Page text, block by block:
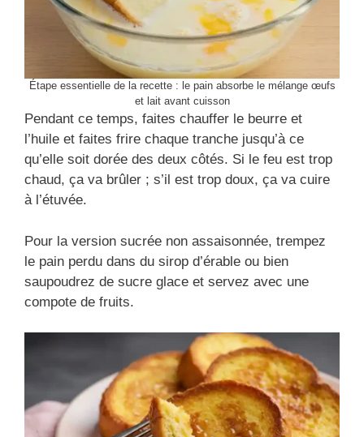
Étape essentielle de la recette : le pain absorbe le mélange œufs
et lait avant cuisson
Pendant ce temps, faites chauffer le beurre et
l’huile et faites frire chaque tranche jusqu’à ce
qu’elle soit dorée des deux côtés. Si le feu est trop
chaud, ça va brûler ; s’il est trop doux, ça va cuire
à l’étuvée.
Pour la version sucrée non assaisonnée, trempez
le pain perdu dans du sirop d’érable ou bien
saupoudrez de sucre glace et servez avec une
compote de fruits.